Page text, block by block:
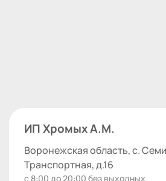
ИП Хромых А.М.
Воронежская область, с.
Транспортная, д.16
с 8:00 до 20:00 без выходных